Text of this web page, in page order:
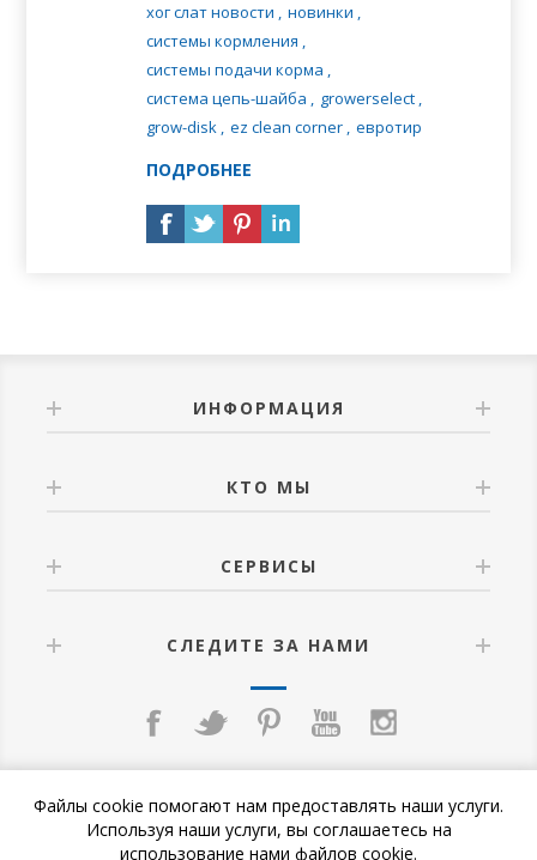
хог слат новости , новинки ,
системы кормления ,
системы подачи корма ,
система цепь-шайба , growerselect ,
grow-disk , ez clean corner , eвротир
ПОДРОБНЕЕ
ИНФОРМАЦИЯ
КТО МЫ
СЕРВИСЫ
СЛЕДИТЕ ЗА НАМИ
Файлы cookie помогают нам предоставлять наши услуги.
Используя наши услуги, вы соглашаетесь на
использование нами файлов cookie.